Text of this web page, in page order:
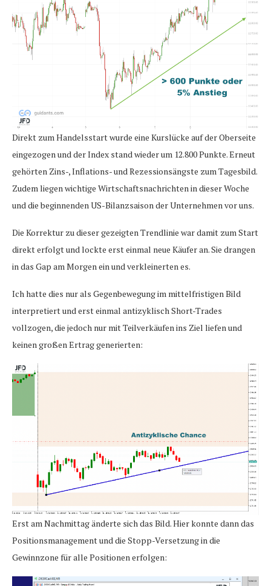
Direkt zum Handelsstart wurde eine Kurslücke auf der Oberseite
eingezogen und der Index stand wieder um 12.800 Punkte. Erneut
gehörten Zins-, Inflations- und Rezessionsängste zum Tagesbild.
Zudem liegen wichtige Wirtschaftsnachrichten in dieser Woche
und die beginnenden US-Bilanzsaison der Unternehmen vor uns.
Die Korrektur zu dieser gezeigten Trendlinie war damit zum Start
direkt erfolgt und lockte erst einmal neue Käufer an. Sie drangen
in das Gap am Morgen ein und verkleinerten es.
Ich hatte dies nur als Gegenbewegung im mittelfristigen Bild
interpretiert und erst einmal antizyklisch Short-Trades
vollzogen, die jedoch nur mit Teilverkäufen ins Ziel liefen und
keinen großen Ertrag generierten:
Erst am Nachmittag änderte sich das Bild. Hier konnte dann das
Positionsmanagement und die Stopp-Versetzung in die
Gewinnzone für alle Positionen erfolgen: